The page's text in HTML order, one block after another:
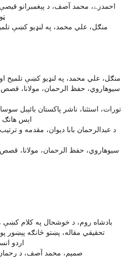
احمدزے، محمد آصف، د پېغمبرانو
منګل، علي محمد، په لنډيو کښې
منګل، علي محمد، په لنډيو کښې تلميح او
تورات، استثنا، ناشر پاکستان بائېبل
اېس هانګ کانګ،
د عبدالرحمان بابا ديوان، مقدمه و
بادشاه روم، د خوشحال په کلام
تحقيقي مقاله، پښتو څانګه پېښور پوهنتون،
اردو
صميم، محمد آصف، د رحمان